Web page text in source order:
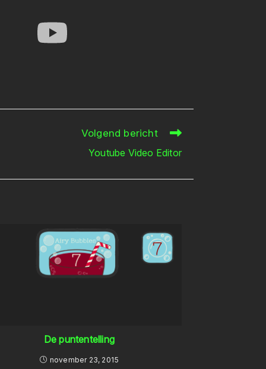
Volgend bericht
Youtube Video Editor
De puntentelling
november 23, 2015